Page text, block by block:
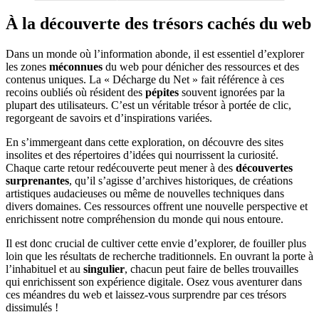
À la découverte des trésors cachés du web
Dans un monde où l’information abonde, il est essentiel d’explorer
les zones méconnues du web pour dénicher des ressources et des
contenus uniques. La « Décharge du Net » fait référence à ces
recoins oubliés où résident des pépites souvent ignorées par la
plupart des utilisateurs. C’est un véritable trésor à portée de clic,
regorgeant de savoirs et d’inspirations variées.
En s’immergeant dans cette exploration, on découvre des sites
insolites et des répertoires d’idées qui nourrissent la curiosité.
Chaque carte retour redécouverte peut mener à des découvertes
surprenantes, qu’il s’agisse d’archives historiques, de créations
artistiques audacieuses ou même de nouvelles techniques dans
divers domaines. Ces ressources offrent une nouvelle perspective et
enrichissent notre compréhension du monde qui nous entoure.
Il est donc crucial de cultiver cette envie d’explorer, de fouiller plus
loin que les résultats de recherche traditionnels. En ouvrant la porte à
l’inhabituel et au singulier, chacun peut faire de belles trouvailles
qui enrichissent son expérience digitale. Osez vous aventurer dans
ces méandres du web et laissez-vous surprendre par ces trésors
dissimulés !